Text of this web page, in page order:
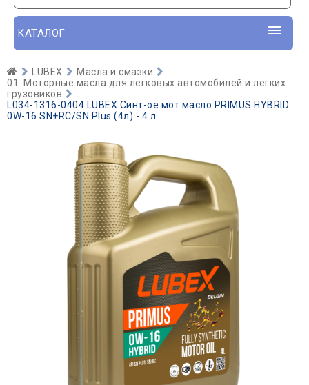
КАТАЛОГ
LUBEX
Масла и смазки
01. Моторные масла для легковых автомобилей и лёгких
грузовиков
L034-1316-0404 LUBEX Синт-ое мот.масло PRIMUS HYBRID
0W-16 SN+RC/SN Plus (4л) - 4 л